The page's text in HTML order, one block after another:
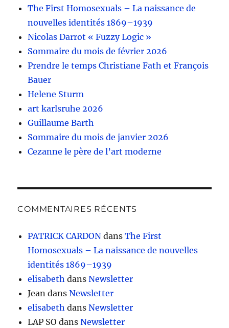
The First Homosexuals – La naissance de
nouvelles identités 1869–1939
Nicolas Darrot « Fuzzy Logic »
Sommaire du mois de février 2026
Prendre le temps Christiane Fath et François
Bauer
Helene Sturm
art karlsruhe 2026
Guillaume Barth
Sommaire du mois de janvier 2026
Cezanne le père de l’art moderne
COMMENTAIRES RÉCENTS
PATRICK CARDON dansThe First
Homosexuals – La naissance de nouvelles
identités 1869–1939
elisabeth dansNewsletter
Jean dansNewsletter
elisabeth dansNewsletter
LAP SO dansNewsletter